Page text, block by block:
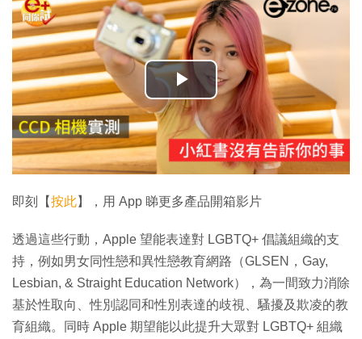
播
放
影
片
即刻【按此】，用 App 睇更多產品開箱影片
透過這些行動，Apple 望能表達對 LGBTQ+ 倡議組織的支
持，例如男女同性戀和異性戀教育網路（GLSEN，Gay,
Lesbian, & Straight Education Network），為一間致力消除
基於性取向、性別認同和性別表達的歧視、騷擾及欺凌的教
育組織。同時 Apple 期望能以此提升大眾對 LGBTQ+ 組織